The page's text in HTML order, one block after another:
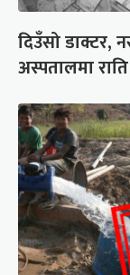
दिउँसो डाक्टर,
अस्पतालमा